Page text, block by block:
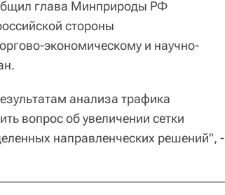
глава Минприроды РФ
стороны
экономическому и научно-
анализа трафика
вопрос об увеличении сетки
направленческих решений", -